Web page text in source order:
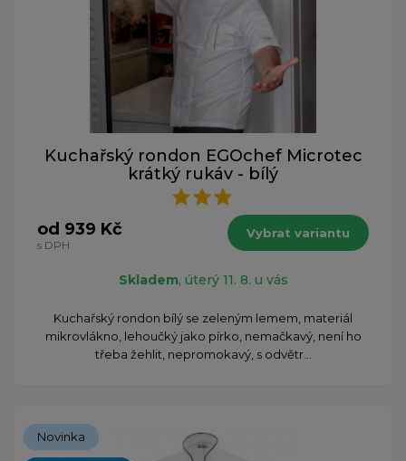
Kuchařský rondon EGOchef Microtec
krátký rukáv - bílý
od 939 Kč
s DPH
Vybrat variantu
Skladem, úterý 11. 8. u vás
Kuchařský rondon bílý se zeleným lemem, materiál
mikrovlákno, lehoučký jako pírko, nemačkavý, není ho
třeba žehlit, nepromokavý, s odvětr...
Novinka